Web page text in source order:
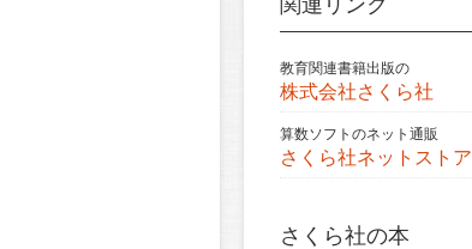
関連リンク
教育関連書籍出版の
株式会社さくら社
算数ソフトのネット通販
さくら社ネットストア
さくら社の本